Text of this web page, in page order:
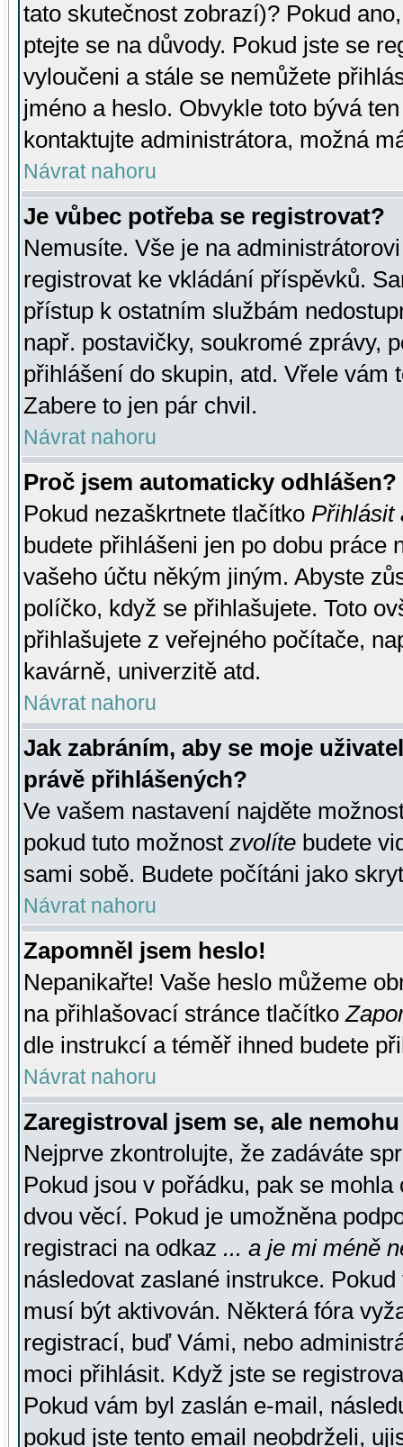
tato skutečnost zobrazí)? Pokud
ptejte se na důvody. Pokud jste se
vyloučeni a stále se nemůžete
jméno a heslo. Obvykle toto bývá
kontaktujte administrátora, možná
Návrat nahoru
Je vůbec potřeba se registrovat?
Nemusíte. Vše je na
registrovat ke vkládání příspěvků.
přístup k ostatním službám
např. postavičky, soukromé zprávy,
přihlášení do skupin, atd. Vřele vám
Zabere to jen pár chvil.
Návrat nahoru
Proč jsem automaticky odhlášen?
Pokud nezaškrtnete tlačítko Přihlásit
budete přihlášeni jen po dobu práce
vašeho účtu někým jiným. Abyste
políčko, když se přihlašujete. Toto
přihlašujete z veřejného počítače,
kavárně, univerzitě atd.
Návrat nahoru
Jak zabráním, aby se moje
právě přihlášených?
Ve vašem nastavení najděte
pokud tuto možnost zvolíte budete
sami sobě. Budete počítáni jako
Návrat nahoru
Zapomněl jsem heslo!
Nepanikařte! Vaše heslo můžeme
na přihlašovací stránce tlačítko
dle instrukcí a téměř ihned budete
Návrat nahoru
Zaregistroval jsem se, ale
Nejprve zkontrolujte, že zadáváte
Pokud jsou v pořádku, pak se
dvou věcí. Pokud je umožněna
registraci na odkaz ... a je mi méně
následovat zaslané instrukce.
musí být aktivován. Některá fóra
registrací, buď Vámi, nebo
moci přihlásit. Když jste se
Pokud vám byl zaslán e-mail,
pokud jste tento email neobdrželi,